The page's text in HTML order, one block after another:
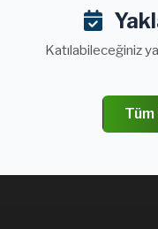
Katılabileceğiniz